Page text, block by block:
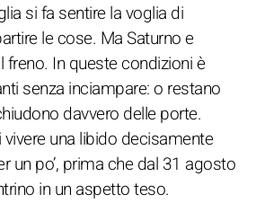
si fa sentire la voglia di
le cose. Ma Saturno e
In queste condizioni è
senza inciampare: o restano
davvero delle porte.
una libido decisamente
un po’, prima che dal 31 agosto
in un aspetto teso.